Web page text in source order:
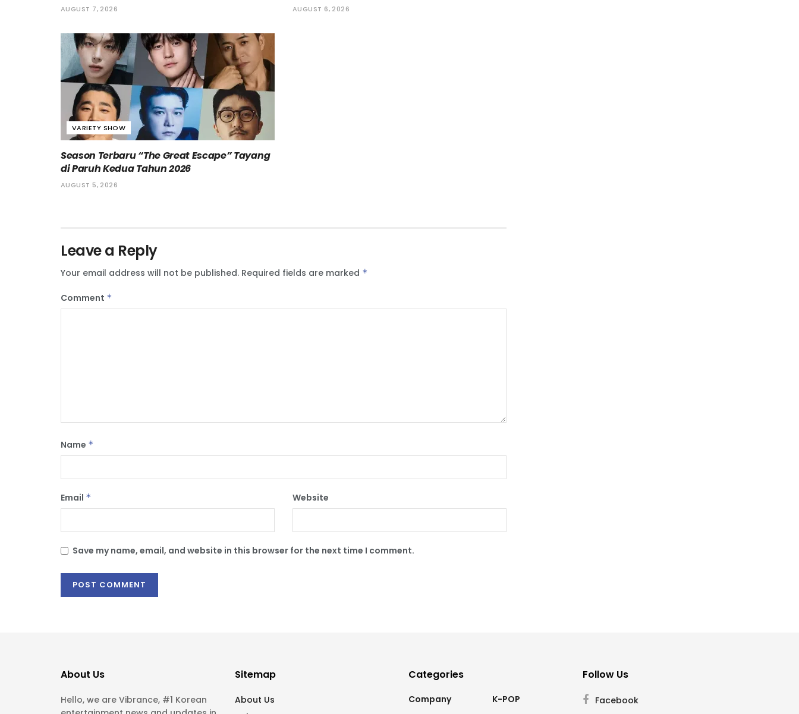
AUGUST 7, 2026 AUGUST 6, 2026
VARIETY SHOW
Season Terbaru “The Great Escape” Tayang
di Paruh Kedua Tahun 2026
AUGUST 5, 2026
Leave a Reply
Your email address will not be published. Required fields are marked *
Comment *
Name *
Email * Website
Save my name, email, and website in this browser for the next time I comment.
About Us
Hello, we are Vibrance, #1 Korean
Sitemap
About Us
Categories
Company
K-POP
Follow Us
Facebook